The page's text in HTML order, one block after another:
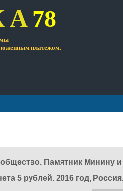
78
платежом.
общество. Памятник Минину и
5 рублей. 2016 год, Россия.